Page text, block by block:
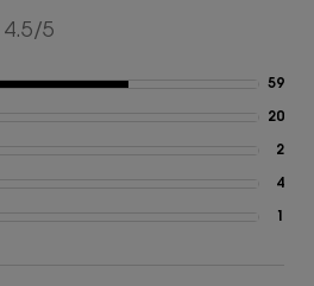
4.5/5
59
20
2
4
1